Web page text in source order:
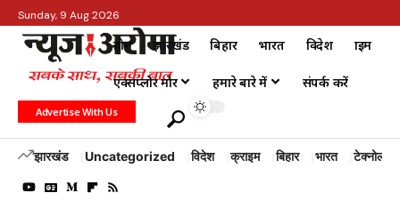
Sunday, 9 Aug 2026
होम झारखंड बिहार भारत विदेश क्राइम
एक्सप्लोर मोर हमारे बारे में संपर्क करें
Advertise With Us
झारखंड Uncategorized विदेश क्राइम बिहार भारत टेक्नोलॉजी